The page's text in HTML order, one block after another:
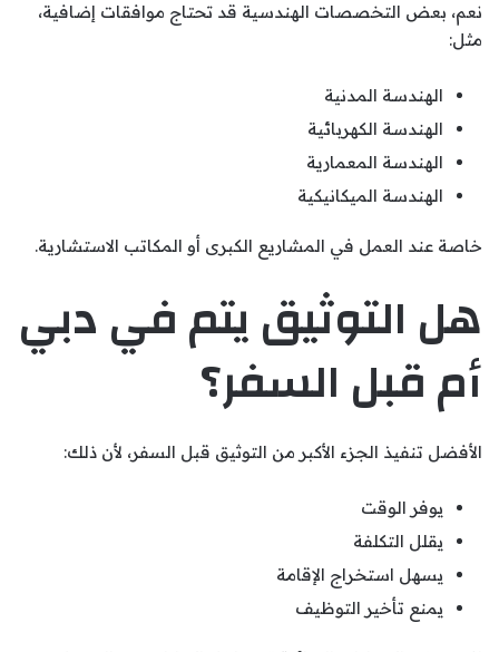
نعم، بعض التخصصات الهندسية قد تحتاج موافقات إضافية،
مثل:
الهندسة المدنية
الهندسة الكهربائية
الهندسة المعمارية
الهندسة الميكانيكية
خاصة عند العمل في المشاريع الكبرى أو المكاتب الاستشارية.
هل التوثيق يتم في دبي
أم قبل السفر؟
الأفضل تنفيذ الجزء الأكبر من التوثيق قبل السفر، لأن ذلك:
يوفر الوقت
يقلل التكلفة
يسهل استخراج الإقامة
يمنع تأخير التوظيف